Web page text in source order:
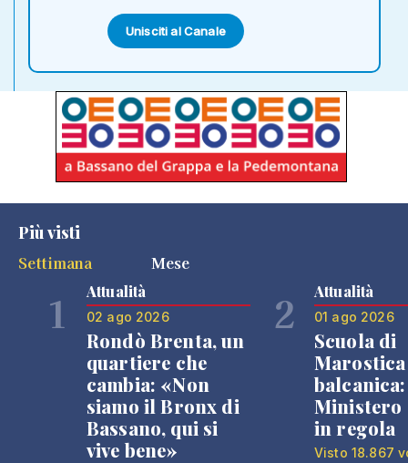
Unisciti al Canale
Più visti
Settimana
Mese
1 Attualità
02 ago 2026
Rondò Brenta, un
quartiere che
cambia: «Non
siamo il Bronx di
Bassano, qui si
vive bene»
2 Attualità
01 ago 2026
Scuola di
Ministero
in regola
Visto 18.867